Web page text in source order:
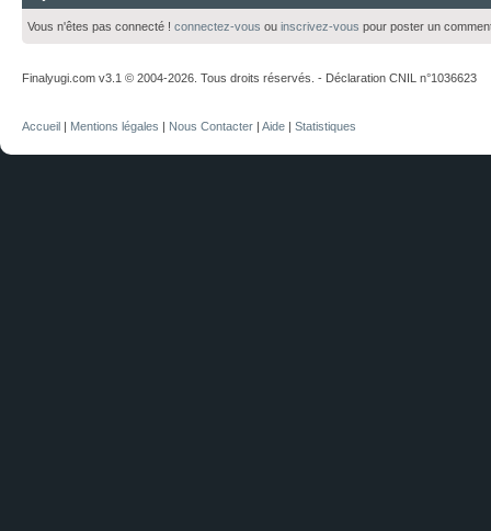
Vous n'êtes pas connecté ! connectez-vous ou inscrivez-vous pour poster un
Finalyugi.com v3.1 © 2004-2026. Tous droits réservés. - Déclaration CNIL n°1036623
Accueil | Mentions légales | Nous Contacter | Aide | Statistiques